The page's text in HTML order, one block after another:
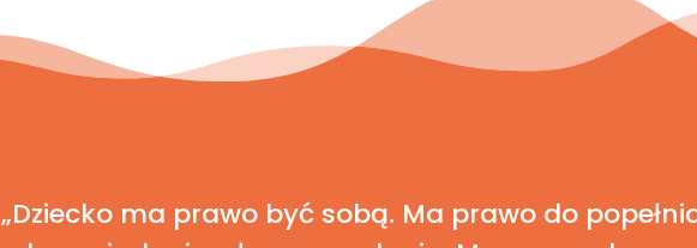
„Dziecko ma prawo być sobą. Ma prawo do